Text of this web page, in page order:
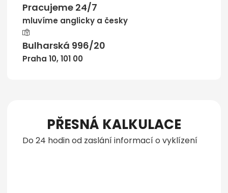
Pracujeme 24/7
mluvíme anglicky a česky
Bulharská 996/20
Praha 10, 101 00
PŘESNÁ KALKULACE
Do 24 hodin od zaslání informací o vyklízení